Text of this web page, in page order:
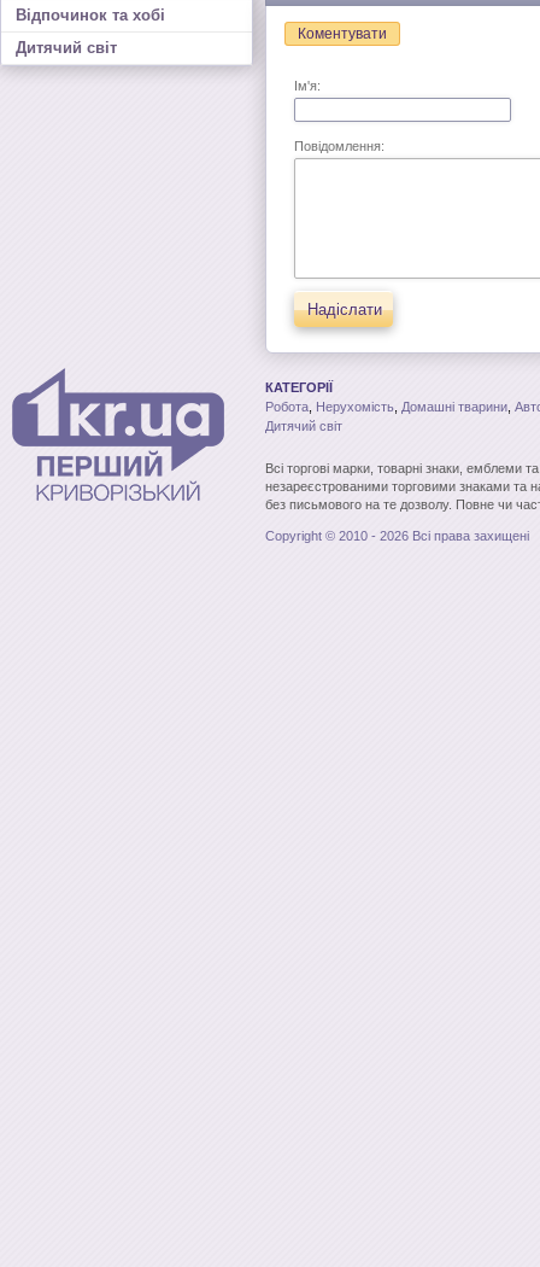
Відпочинок та хобі
Дитячий світ
Коментувати
Ім'я:
Повідомлення:
Надіслати
КАТЕГОРІЇ
Робота Нерухомість Домашні тварини
Дитячий світ
Всі торгові марки, товарні знаки, емблеми
незареєстрованими торговими знаками та
без письмового на те дозволу. Повне чи
Copyright © 2010 - 2026 Всі права захищені